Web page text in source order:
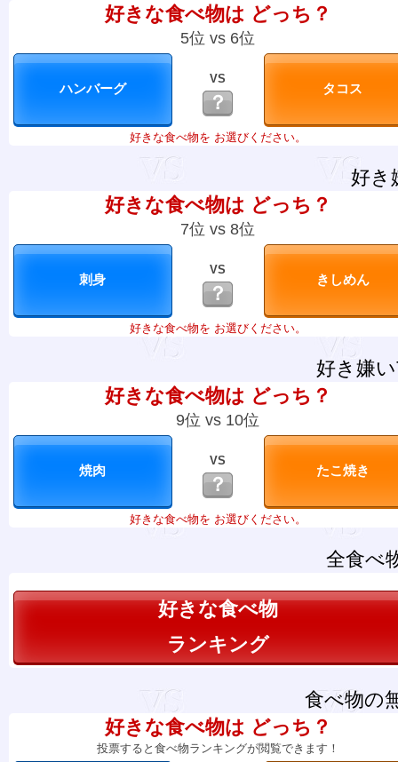
好きな食べ物は どっち？
5位 vs 6位
VS
？
好きな食べ物を お選びください。
好き
好きな食べ物は どっち？
7位 vs 8位
VS
？
好きな食べ物を お選びください。
好き嫌
好きな食べ物は どっち？
9位 vs 10位
VS
？
好きな食べ物を お選びください。
全食べ
好きな食べ物
ランキング
食べ物の
好きな食べ物は どっち？
投票すると食べ物ランキングが閲覧できます！